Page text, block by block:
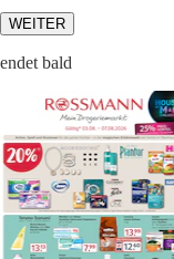
WEITER
endet bald